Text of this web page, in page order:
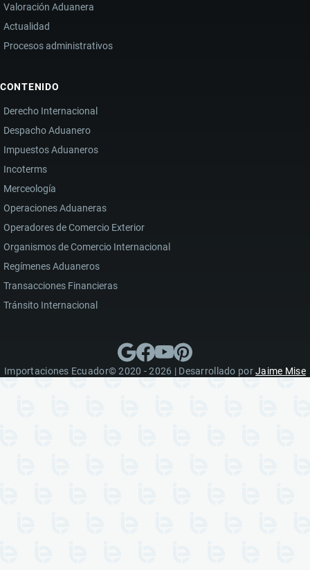
Valoración Aduanera
Actualidad
Procesos administrativos
CONTENIDO
Derecho Internacional
Despacho Aduanero
Impuestos Aduaneros
Incoterms
Merceología
Operaciones Aduaneras
Operadores de Comercio Exterior
Organismos de Comercio Internacional
Regímenes Aduaneros
Transacciones Financieras
Tránsito Internacional
Importaciones Ecuador© 2020 - 2026 | Desarrollado porJaime Mise